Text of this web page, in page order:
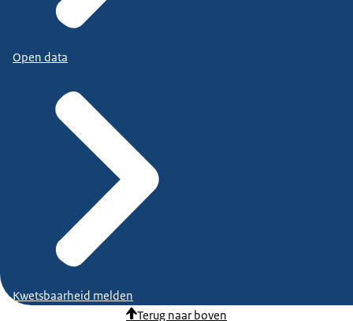
Open data
Kwetsbaarheid melden
Terug naar boven